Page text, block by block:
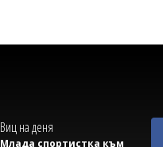
Виц на деня
Млада спортистка към